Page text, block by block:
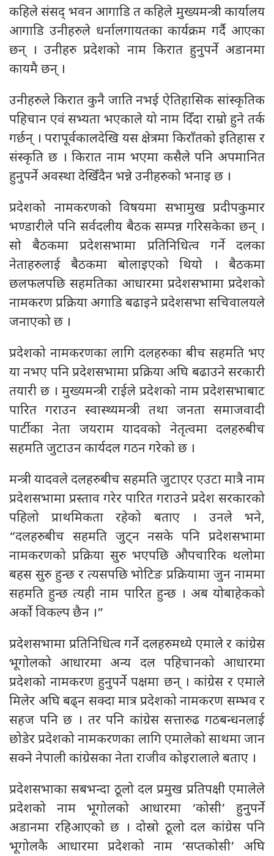
कहिले संसद् भवन आगाडि त कहिले मुख्यमन्त्री कार्यालय
आगाडि उनीहरुले धर्नालगायतका कार्यक्रम गर्दै आएका
छन् । उनीहरु प्रदेशको नाम किरात हुनुपर्ने अडानमा
कायमै छन् ।
उनीहरुले किरात कुनै जाति नभई ऐतिहासिक सांस्कृतिक
पहिचान एवं सभ्यता भएकाले यो नाम दिँदा राम्रो हुने तर्क
गर्छन् । परापूर्वकालदेखि यस क्षेत्रमा किराँतको इतिहास र
संस्कृति छ । किरात नाम भएमा कसैले पनि अपमानित
हुनुपर्ने अवस्था देखिँदैन भन्ने उनीहरुको भनाइ छ ।
प्रदेशको नामकरणको विषयमा सभामुख प्रदीपकुमार
भण्डारीले पनि सर्वदलीय बैठक सम्पन्न गरिसकेका छन् ।
सो बैठकमा प्रदेशसभामा प्रतिनिधित्व गर्ने दलका
नेताहरुलाई बैठकमा बोलाइएको थियो । बैठकमा
छलफलपछि सहमतिका आधारमा प्रदेशसभामा प्रदेशको
नामकरण प्रक्रिया अगाडि बढाइने प्रदेशसभा सचिवालयले
जनाएको छ ।
प्रदेशको नामकरणका लागि दलहरुका बीच सहमति भए
या नभए पनि प्रदेशसभामा प्रक्रिया अघि बढाउने सरकारी
तयारी छ । मुख्यमन्त्री राईले प्रदेशको नाम प्रदेशसभाबाट
पारित गराउन स्वास्थ्यमन्त्री तथा जनता समाजवादी
पार्टीका नेता जयराम यादवको नेतृत्वमा दलहरुबीच
सहमति जुटाउन कार्यदल गठन गरेको छ ।
मन्त्री यादवले दलहरुबीच सहमति जुटाएर एउटा मात्रै नाम
प्रदेशसभामा प्रस्ताव गरेर पारित गराउने प्रदेश सरकारको
पहिलो प्राथमिकता रहेको बताए । उनले भने,
“दलहरुबीच सहमति जुट्न नसके पनि प्रदेशसभामा
नामकरणको प्रक्रिया सुरु भएपछि औपचारिक थलोमा
बहस सुरु हुन्छ र त्यसपछि भोटिङ प्रक्रियामा जुन नाममा
सहमति हुन्छ त्यही नाम पारित हुन्छ । अब योबाहेकको
अर्को विकल्प छैन ।”
प्रदेशसभामा प्रतिनिधित्व गर्ने दलहरुमध्ये एमाले र कांग्रेस
भूगोलको आधारमा अन्य दल पहिचानको आधारमा
प्रदेशको नामकरण हुनुपर्ने पक्षमा छन् । कांग्रेस र एमाले
मिलेर अघि बढ्न सक्दा मात्र प्रदेशको नामकरण सम्भव र
सहज पनि छ । तर पनि कांग्रेस सत्तारुढ गठबन्धनलाई
छोडेर प्रदेशको नामकरणका लागि एमालेको साथमा जान
सक्ने नेपाली कांग्रेसका नेता राजीव कोइरालाले बताए ।
प्रदेशसभाका सबभन्दा ठूलो दल प्रमुख प्रतिपक्षी एमालेले
प्रदेशको नाम भूगोलको आधारमा ‘कोसी’ हुनुपर्ने
अडानमा रहिआएको छ । दोस्रो ठूलो दल कांग्रेस पनि
भूगोलकै आधारमा प्रदेशको नाम ‘सप्तकोसी’ अघि